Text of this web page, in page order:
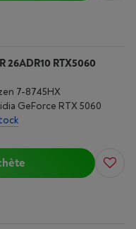
26ADR10 RTX5060
7-8745HX
GeForce RTX 5060